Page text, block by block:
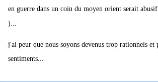
en guerre dans un coin du moyen orient serait
)...
j'ai peur que nous soyons devenus trop rationnels et
sentiments...